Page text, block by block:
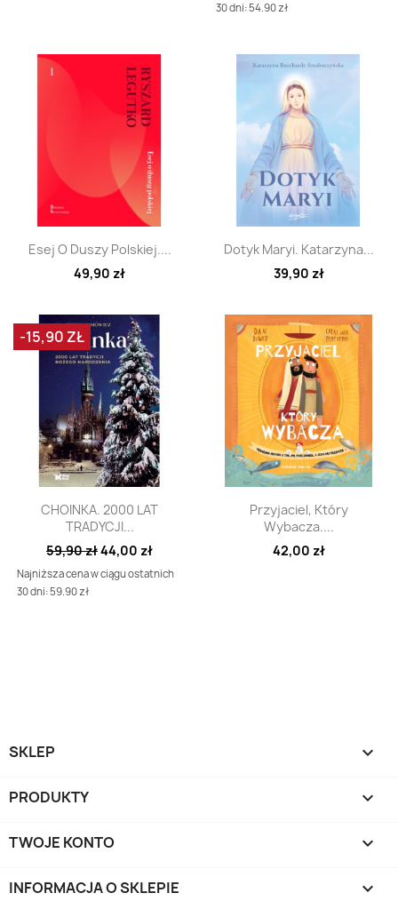
30 dni: 54.90 zł
Szybki podgląd
Esej O Duszy Polskiej....
49,90 zł
Szybki podgląd
Dotyk Maryi. Katarzyna...
39,90 zł
Szybki podgląd
CHOINKA. 2000 LAT
TRADYCJI...
59,90 zł44,00 zł
Najniższa cena w ciągu ostatnich
30 dni: 59.90 zł
-15,90 ZŁ
Szybki podgląd
Przyjaciel, Który
Wybacza....
42,00 zł
SKLEP 
PRODUKTY 
TWOJE KONTO 
INFORMACJA O SKLEPIE keyboard_arrow_down